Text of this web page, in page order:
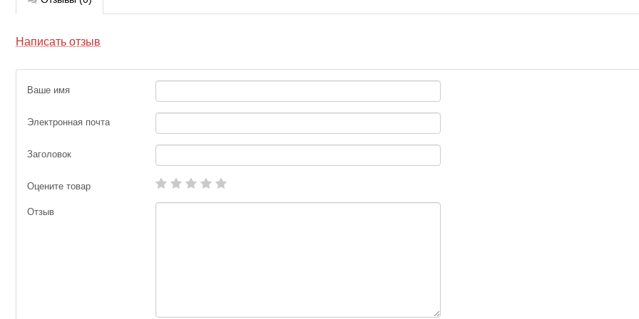
Написать отзыв
Ваше имя
Электронная почта
Заголовок
Оцените товар
Отзыв